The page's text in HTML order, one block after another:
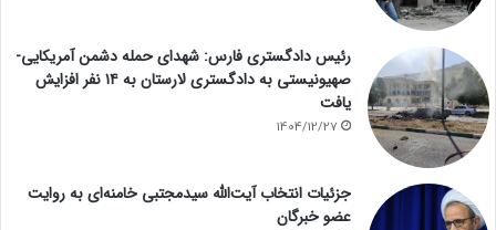
رئیس دادگستری فارس: شهدای حمله دشمن آمریکایی-
صهیونیستی به دادگستری لارستان به ۱۴ نفر افزایش
یافت
1404/12/27
جزئیات انتخاب آیت‌الله سیدمجتبی خامنه‌ای به روایت
عضو خبرگان